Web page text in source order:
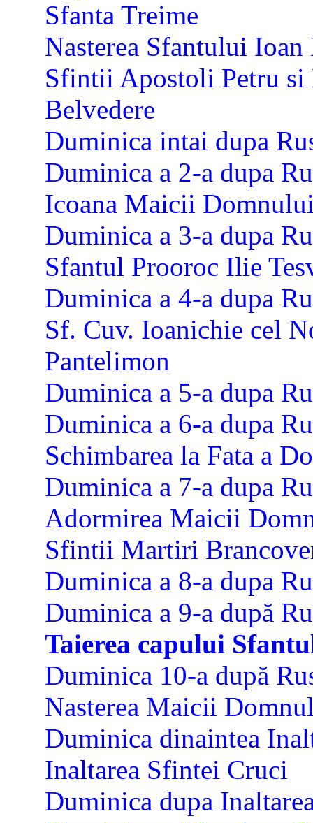
Sfanta Treime
Nasterea Sfantului
Sfintii Apostoli Petru
Belvedere
Duminica intai dupa
Duminica a 2-a dupa
Icoana Maicii
Duminica a 3-a dupa
Sfantul Prooroc Ilie
Duminica a 4-a dupa
Sf. Cuv. Ioanichie cel
Pantelimon
Duminica a 5-a dupa
Duminica a 6-a dupa
Schimbarea la Fata a
Duminica a 7-a dupa
Adormirea Maicii
Sfintii Martiri
Duminica a 8-a dupa
Duminica a 9-a după
Taierea capului
Duminica 10-a după
Nasterea Maicii
Duminica dinaintea
Inaltarea Sfintei Cruci
Duminica dupa